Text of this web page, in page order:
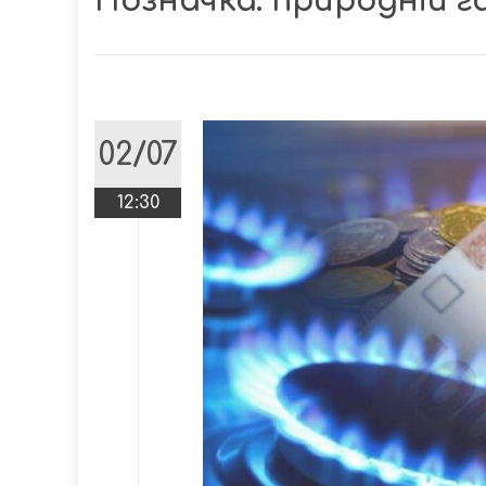
02/07
12:30